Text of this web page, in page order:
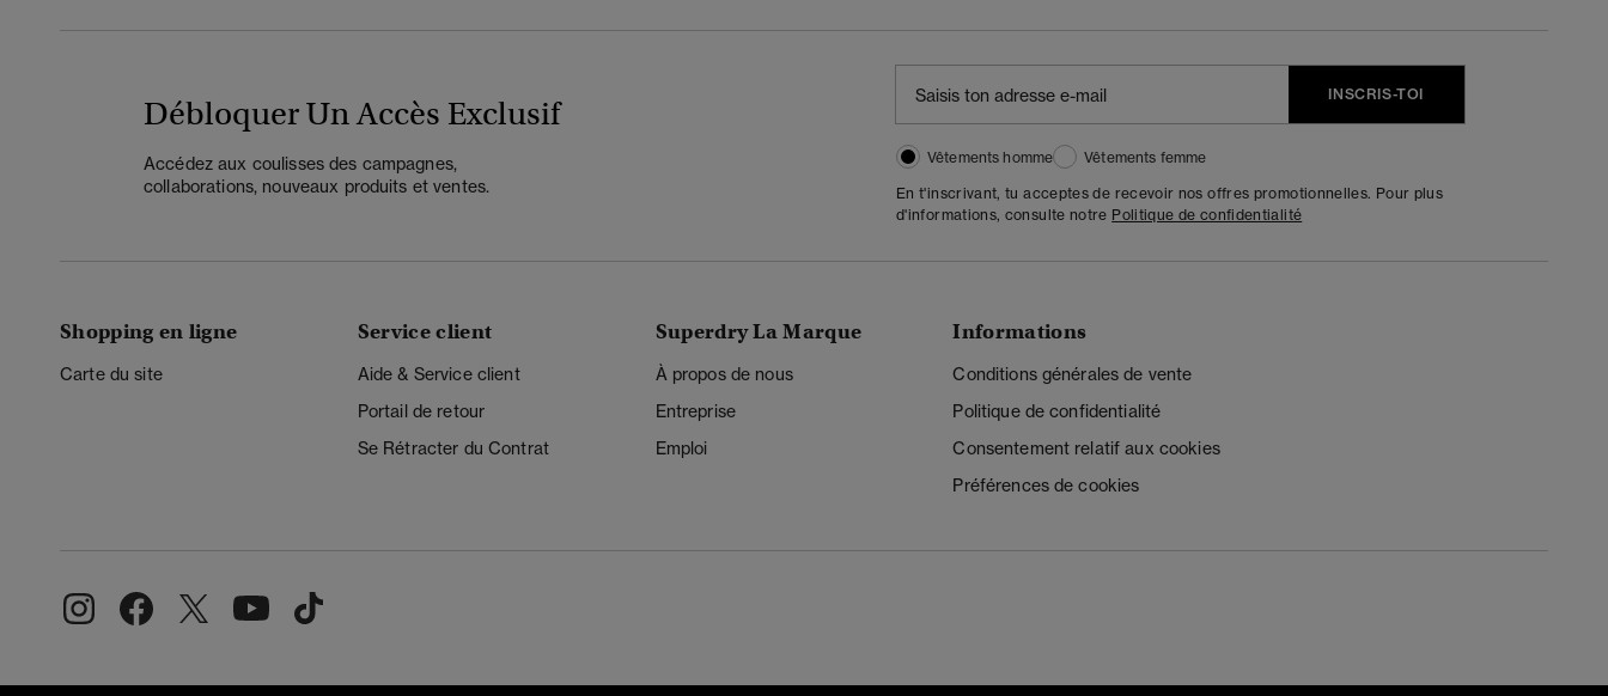
Débloquer Un Accès Exclusif
Accédez aux coulisses des campagnes,
collaborations, nouveaux produits et ventes.
INSCRIS-TOI
Vêtements homme
Vêtements femme
En t'inscrivant, tu acceptes de recevoir nos offres promotionnelles. Pour plus
d'informations, consulte notre Politique de confidentialité
Shopping en ligne
Carte du site
Service client
Aide & Service client
Portail de retour
Se Rétracter du Contrat
Superdry La Marque
À propos de nous
Entreprise
Emploi
Informations
Conditions générales de vente
Politique de confidentialité
Consentement relatif aux cookies
Préférences de cookies